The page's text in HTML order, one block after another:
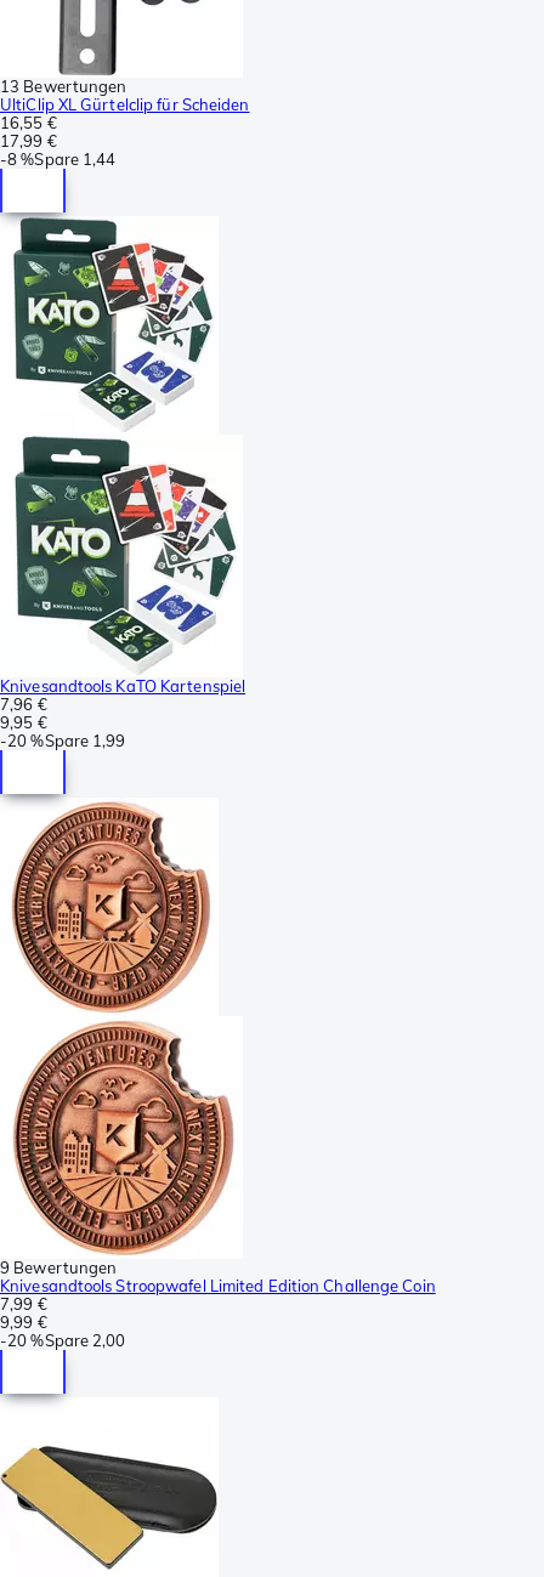
13 Bewertungen
UltiClip XL Gürtelclip für Scheiden
16,55 €
17,99 €
-8 %Spare 1,44
Knivesandtools KaTO Kartenspiel
7,96 €
9,95 €
-20 %Spare 1,99
9 Bewertungen
Knivesandtools Stroopwafel Limited Edition Challenge Coin
7,99 €
9,99 €
-20 %Spare 2,00